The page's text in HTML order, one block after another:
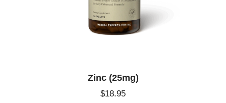
Zinc (25mg)
$18.95